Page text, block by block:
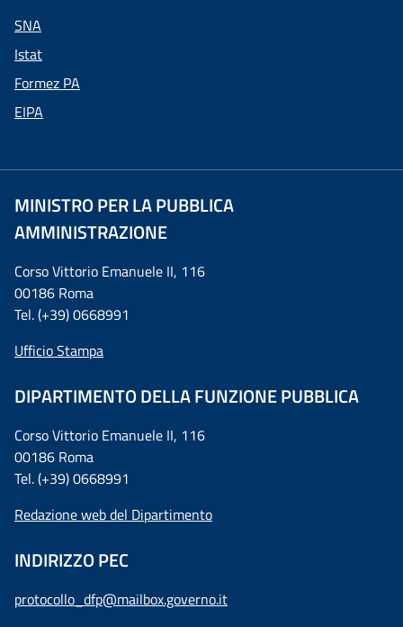
SNA
Istat
Formez PA
EIPA
MINISTRO PER LA PUBBLICA
AMMINISTRAZIONE
Corso Vittorio Emanuele II, 116
00186 Roma
Tel. (+39) 0668991
Ufficio Stampa
DIPARTIMENTO DELLA FUNZIONE PUBBLICA
Corso Vittorio Emanuele II, 116
00186 Roma
Tel. (+39) 0668991
Redazione web del Dipartimento
INDIRIZZO PEC
protocollo_dfp@mailbox.governo.it